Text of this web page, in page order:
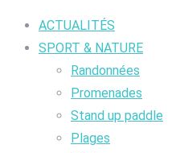
ACTUALITÉS
SPORT & NATURE
Randonnées
Promenades
Stand up paddle
Plages